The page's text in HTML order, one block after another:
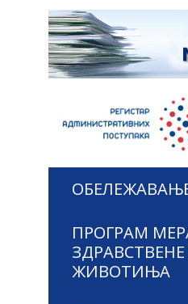
ПРОГРАМ
ЖИВОТИЊА